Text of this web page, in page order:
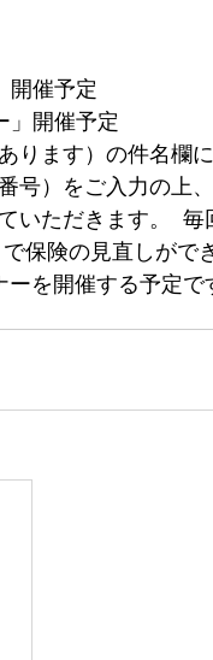
開催予定
開催予定
ります）の件名欄に
号）をご入力の上、
いただきます。 ​ 毎
保険の見直しがで
を開催する予定で